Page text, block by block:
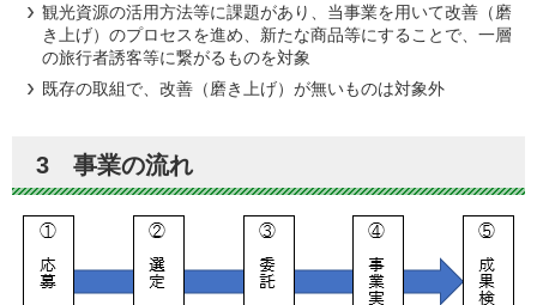
観光資源の活用方法等に課題があり、当事業を用いて改善（磨
き上げ）のプロセスを進め、新たな商品等にすることで、一層
の旅行者誘客等に繋がるものを対象
既存の取組で、改善（磨き上げ）が無いものは対象外
3 事業の流れ